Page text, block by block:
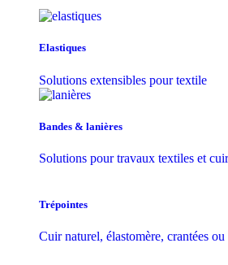
Elastiques
Solutions extensibles pour textile
Bandes & lanières
Solutions pour travaux textiles et cuir
Trépointes
Cuir naturel, élastomère, crantées ou